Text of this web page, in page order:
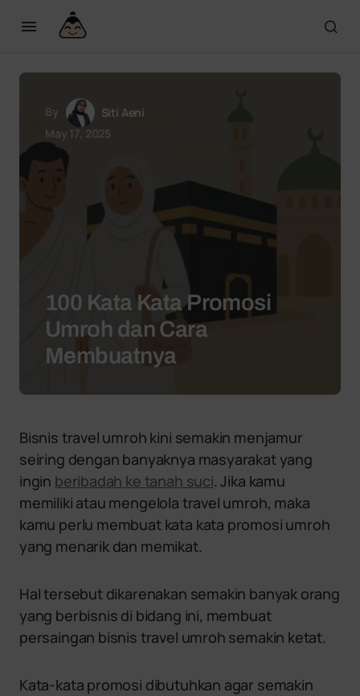
By
Siti Aeni
May 17, 2025
100 Kata Kata Promosi
Umroh dan Cara
Membuatnya
Bisnis travel umroh kini semakin menjamur
seiring dengan banyaknya masyarakat yang
ingin beribadah ke tanah suci. Jika kamu
memiliki atau mengelola travel umroh, maka
kamu perlu membuat kata kata promosi umroh
yang menarik dan memikat.
Hal tersebut dikarenakan semakin banyak orang
yang berbisnis di bidang ini, membuat
persaingan bisnis travel umroh semakin ketat.
Kata-kata promosi dibutuhkan agar semakin